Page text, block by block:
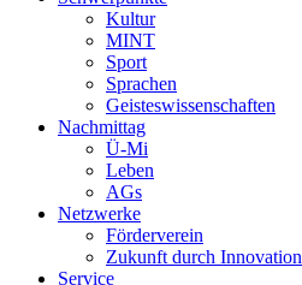
Kultur
MINT
Sport
Sprachen
Geisteswissenschaften
Nachmittag
Ü-Mi
Leben
AGs
Netzwerke
Förderverein
Zukunft durch Innovation
Service